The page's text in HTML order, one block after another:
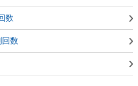
数
回数